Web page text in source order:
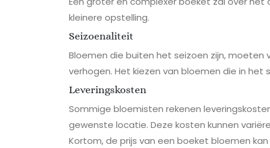
kleinere opstelling.
Seizoenaliteit
Bloemen die buiten het seizoen zijn,
verhogen. Het kiezen van bloemen die in het
Leveringskosten
Sommige bloemisten rekenen
gewenste locatie. Deze kosten kunnen
Kortom, de prijs van een boeket bloemen